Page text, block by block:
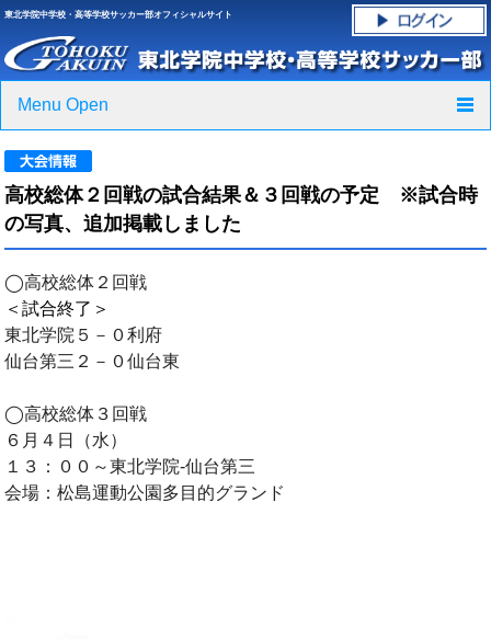
東北学院中学校・高等学校サッカー部オフィシャルサイト
Menu Open
ニュース
グラウンド・施設紹介
応援グッズご案内
高校総体２回戦の試合結果＆３回戦の予定 ※試合時
の写真、追加掲載しました
◯高校総体２回戦
＜試合終了＞
東北学院５－０利府
仙台第三２－０仙台東
◯高校総体３回戦
６月４日（水）
１３：００～東北学院‐仙台第三
会場：松島運動公園多目的グランド